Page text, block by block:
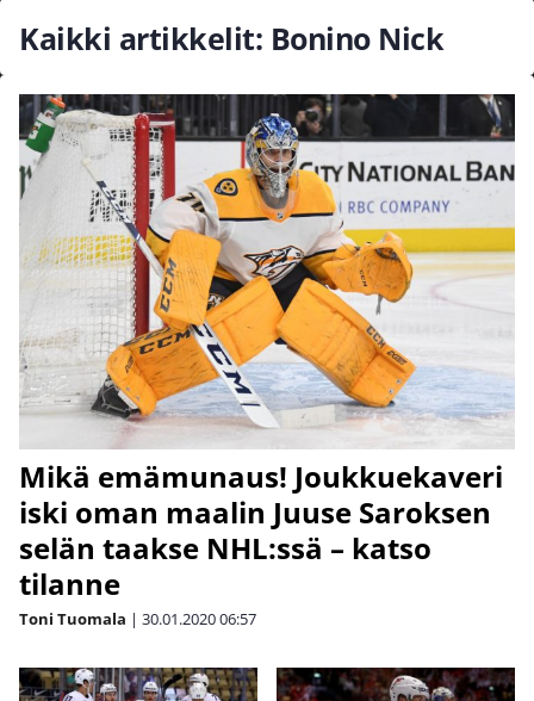
Kaikki artikkelit: Bonino Nick
Mikä emämunaus! Joukkuekaveri
iski oman maalin Juuse Saroksen
selän taakse NHL:ssä – katso
tilanne
Toni Tuomala | 30.01.202006:57